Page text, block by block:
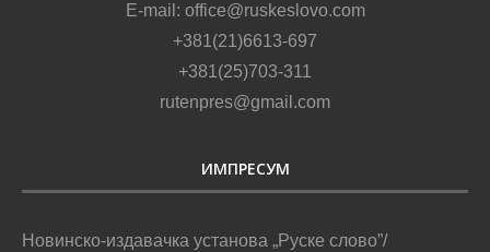
E-mail: office@ruskeslovo.com
+381(21)6613-697
+381(25)703-311
rutenpres@gmail.com
ИМПРЕСУМ
Новинско-издавачка установа „Руске слово”/